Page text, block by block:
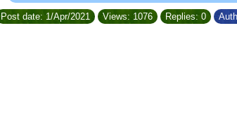
Post date: 1/Apr/2021 Views: 1076 Replies: 0